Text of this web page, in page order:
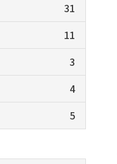
31
11
3
4
5